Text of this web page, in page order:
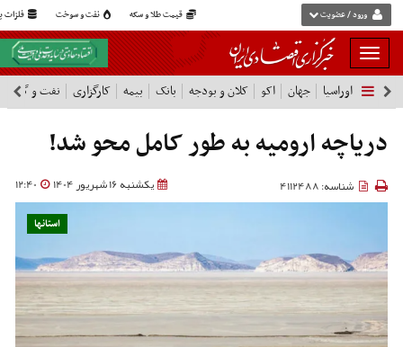
قیمت طلا و سکه نفت و سوخت فلزات ورود / عضویت
بار
و
بسته
نمودن
فهرست
اوراسیا جهان اکو کلان و بودجه بانک بیمه کارگزاری نفت و گاز
دریاچه ارومیه به طور کامل محو شد!
یکشنبه 16 شهریور 1404 12:40 شناسه: 4112488
استانها